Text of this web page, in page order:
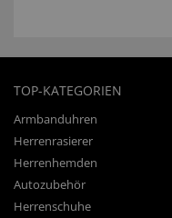
TOP-KATEGORIEN
Armbanduhren
Herrenrasierer
Herrenhemden
Autozubehör
Herrenschuhe